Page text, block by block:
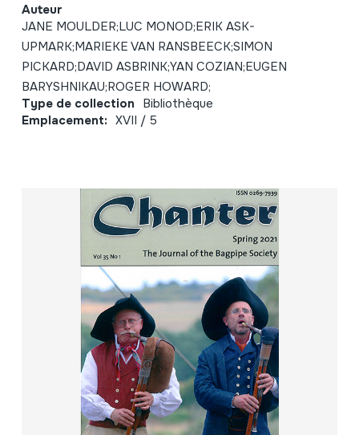
Auteur
JANE MOULDER;LUC MONOD;ERIK ASK-
UPMARK;MARIEKE VAN RANSBEECK;SIMON
PICKARD;DAVID ASBRINK;YAN COZIAN;EUGEN
BARYSHNIKAU;ROGER HOWARD;
Type de collection Bibliothèque
Emplacement: XVII / 5